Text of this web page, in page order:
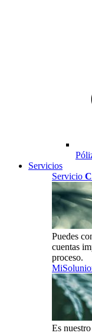
Servicios
Servicio
Puedes
cuentas
proceso.
Es